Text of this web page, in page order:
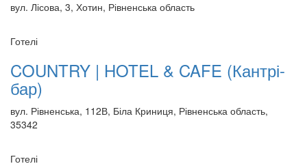
вул. Лісова, 3, Хотин, Рівненська область
Готелі
COUNTRY | HOTEL & CAFE (Кантрі-
бар)
вул. Рівненська, 112В, Біла Криниця, Рівненська область,
35342
Готелі